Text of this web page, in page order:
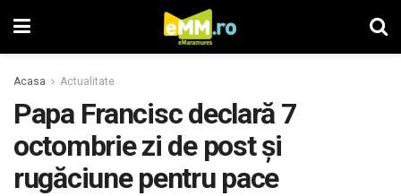
Acasa Actualitate
Papa Francisc declară 7
octombrie zi de post şi
rugăciune pentru pace